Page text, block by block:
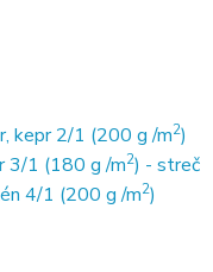
kepr 2/1 (200 g /m2)
3/1 (180 g /m2) - streč
4/1 (200 g /m2)